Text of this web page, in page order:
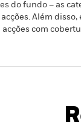
do fundo – as
Além
com